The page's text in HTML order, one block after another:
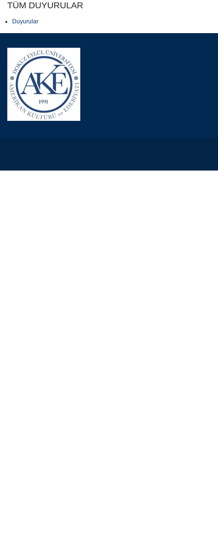
TÜM DUYURULAR
Duyurular